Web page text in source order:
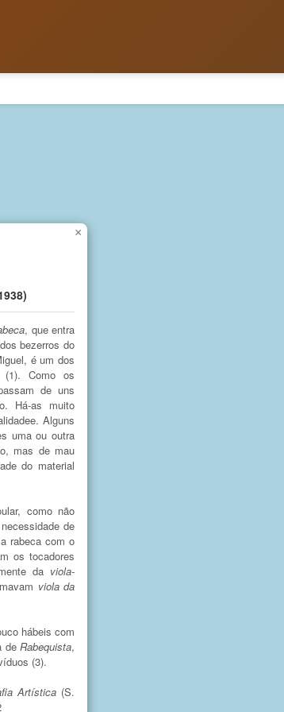
, que entra
bezerros do
é um dos
(1). Como os
de uns
Há-as muito
Alguns
uma ou outra
mas de mau
do material
como não
de
rabeca com o
os tocadores
da viola-
viola da
hábeis com
de Rabequista,
(3).
Artística (S.
×